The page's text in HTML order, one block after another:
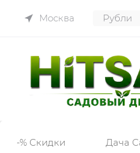
Москва
-% Скидки Дача